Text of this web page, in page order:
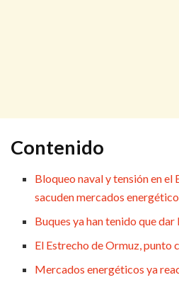
Contenido
Bloqueo naval y tensión en el
sacuden mercados
Buques ya han tenido que dar
El Estrecho de Ormuz, punto
Mercados energéticos ya